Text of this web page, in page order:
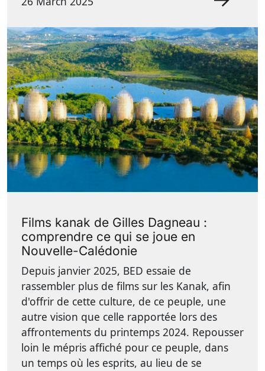
Films kanak de Gilles Dagneau :
comprendre ce qui se joue en
Nouvelle-Calédonie
Depuis janvier 2025, BED essaie de
rassembler plus de films sur les Kanak, afin
d'offrir de cette culture, de ce peuple, une
autre vision que celle rapportée lors des
affrontements du printemps 2024. Repousser
loin le mépris affiché pour ce peuple, dans
un temps où les esprits, au lieu de se